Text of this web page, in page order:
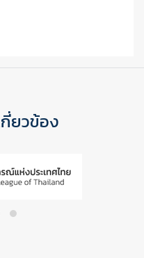
มาชิกและครอบครัวเพื่อส่งเส
ารสารสหกรณ์ฯ กรมประมง
ยวข้อง